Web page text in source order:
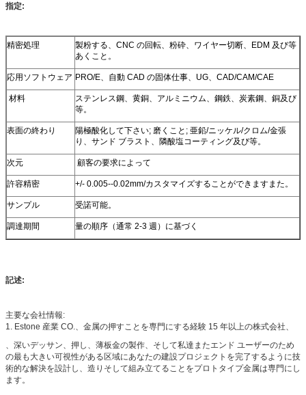
指定:
精密処理
製粉する、CNC の回転、粉砕、ワイヤー切断、EDM 及び等
あくこと。
応用ソフトウェア PRO/E、自動 CAD の固体仕事、UG、CAD/CAM/CAE
材料
ステンレス鋼、黄銅、アルミニウム、鋼鉄、炭素鋼、銅及び
等。
表面の終わり
陽極酸化して下さい; 磨くこと; 亜鉛/ニッケル/クロム/金張
り、サンド ブラスト、隣酸塩コーティング及び等。
次元 顧客の要求によって
許容精密 +/- 0.005--0.02mm/カスタマイズすることができますまた。
サンプル 受諾可能。
調達期間 量の順序（通常 2-3 週）に基づく
記述:
主要な会社情報:
1. Estone 産業 CO.、金属の押すことを専門にする経験 15 年以上の株式会社、
、深いデッサン、押し、薄板金の製作、そして私達またエンド ユーザーのため
の最も大きい可視性がある区域にあなたの建設プロジェクトを完了するように技
術的な解決を設計し、造りそして組み立てることをプロトタイプ金属は専門にし
ます。